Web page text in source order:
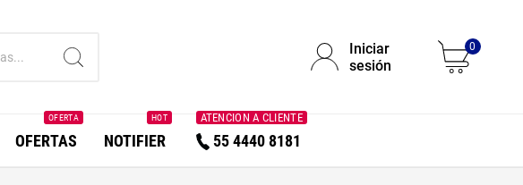
Iniciar
sesión
0
OFERTAS
OFERTA
NOTIFIER
HOT
55 4440 8181
ATENCION A CLIENTE